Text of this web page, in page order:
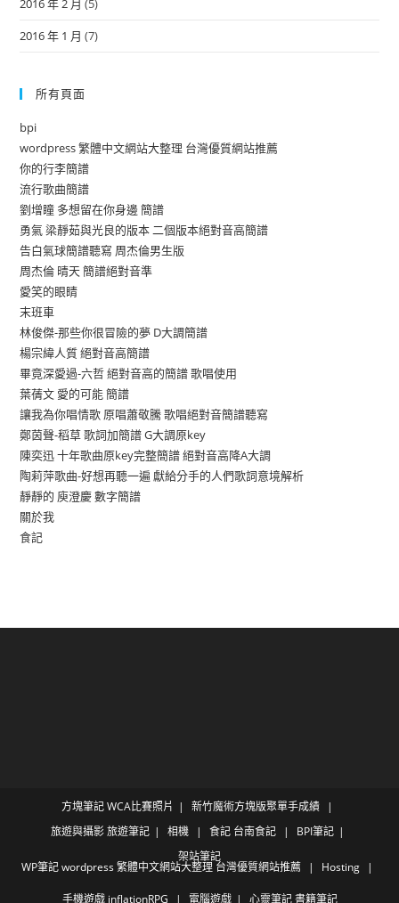
2016 年 2 月 (5)
2016 年 1 月 (7)
所有頁面
bpi
wordpress 繁體中文網站大整理 台灣優質網站推薦
你的行李簡譜
流行歌曲簡譜
劉增瞳 多想留在你身邊 簡譜
勇氣 梁靜茹與光良的版本 二個版本絕對音高簡譜
告白氣球簡譜聽寫 周杰倫男生版
周杰倫 晴天 簡譜絕對音準
愛笑的眼睛
末班車
林俊傑-那些你很冒險的夢 D大調簡譜
楊宗緯人質 絕對音高簡譜
畢竟深愛過-六哲 絕對音高的簡譜 歌唱使用
葉蒨文 愛的可能 簡譜
讓我為你唱情歌 原唱蕭敬騰 歌唱絕對音簡譜聽寫
鄭茵聲-稻草 歌詞加簡譜 G大調原key
陳奕迅 十年歌曲原key完整簡譜 絕對音高降A大調
陶莉萍歌曲-好想再聽一遍 獻給分手的人們歌詞意境解析
靜靜的 庾澄慶 數字簡譜
關於我
食記
方塊筆記WCA比賽照片
新竹魔術方塊版聚單手成績
旅遊與攝影 旅遊筆記 相機 食記 台南食記
BPI筆記
架站筆記
WP筆記wordpress 繁體中文網站大整理 台灣優質網站推薦 Hosting
手機遊戲 inflationRPG 電腦遊戲 心靈筆記 書籍筆記